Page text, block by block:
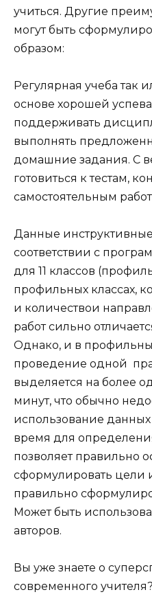
учиться. Другие
могут быть
образом:
Регулярная учеба так
основе хорошей
поддерживать
выполнять
домашние задания. С
готовиться к тестам,
самостоятельным
Данные
соответствии с
для 11 классов
профильных классах,
и количествои
работ сильно
Однако, и в
проведение одной
выделяется на более
минут, что обычно
использование
время для
позволяет правильно
сформулировать цели
правильно
Может быть
авторов.
Вы уже знаете о
современного учителя?